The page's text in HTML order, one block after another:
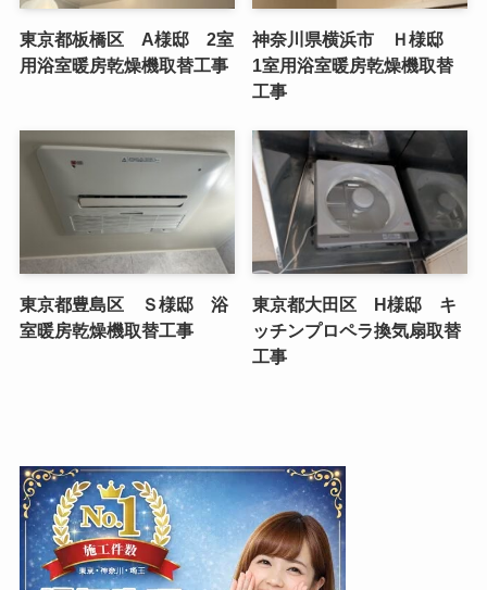
東京都板橋区 A様邸 2室
用浴室暖房乾燥機取替工事
神奈川県横浜市 Ｈ様邸
1室用浴室暖房乾燥機取替
工事
東京都豊島区 Ｓ様邸 浴
室暖房乾燥機取替工事
東京都大田区 H様邸 キ
ッチンプロペラ換気扇取替
工事